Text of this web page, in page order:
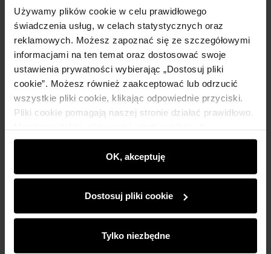
Używamy plików cookie w celu prawidłowego
świadczenia usług, w celach statystycznych oraz
reklamowych. Możesz zapoznać się ze szczegółowymi
informacjami na ten temat oraz dostosować swoje
ustawienia prywatności wybierając „Dostosuj pliki
cookie”. Możesz również zaakceptować lub odrzucić
wszystkie pliki cookie, klikając odpowiednie przyciski.
Pliki cookie pomagają naszej stronie działać prawidłowo.
wyświetlać im dopasowane do ich preferencji treści,
rekomendacje oraz komunikaty reklamowe informujące o
najnowszych promocjach w e-sklepie. Informacje o tym,
partnerom społecznościowym, reklamowym i
analitycznym. Partnerzy mogą połączyć te informacje z
podczas korzystania z ich usług.
OK, akceptuję
Dostosuj pliki cookie
Tylko niezbędne